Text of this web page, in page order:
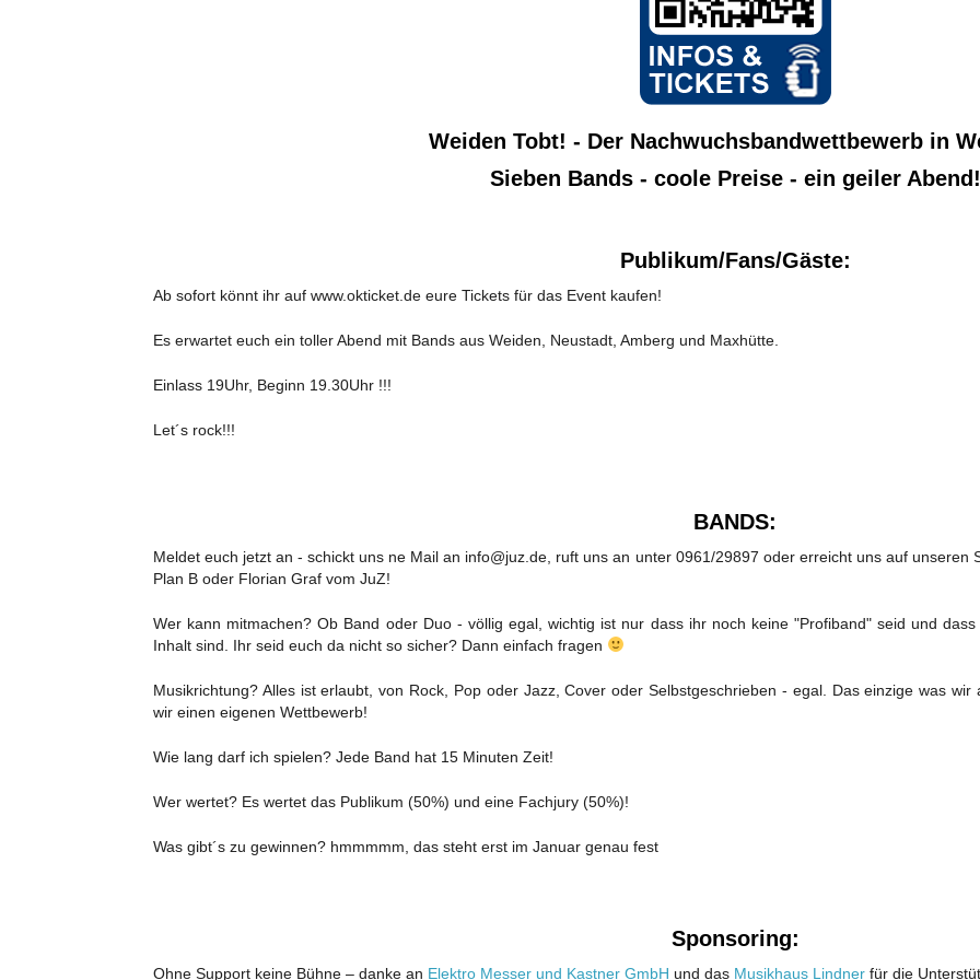
Weiden Tobt! - Der Nachwuchsbandwettbewerb in
Sieben Bands - coole Preise - ein geiler Abend!
Publikum/Fans/Gäste:
Ab sofort könnt ihr auf www.okticket.de eure Tickets für das Event kaufen!
Es erwartet euch ein toller Abend mit Bands aus Weiden, Neustadt, Amberg und Maxhütte.
Einlass 19Uhr, Beginn 19.30Uhr !!!
Let´s rock!!!
BANDS:
Meldet euch jetzt an - schickt uns ne Mail an info@juz.de, ruft uns an unter 0961/29897 oder erreicht uns auf unseren
Plan B oder Florian Graf vom JuZ!
Wer kann mitmachen? Ob Band oder Duo - völlig egal, wichtig ist nur dass ihr noch keine "Profiband" seid und
Inhalt sind. Ihr seid euch da nicht so sicher? Dann einfach fragen
Musikrichtung? Alles ist erlaubt, von Rock, Pop oder Jazz, Cover oder Selbstgeschrieben - egal. Das einzige was
wir einen eigenen Wettbewerb!
Wie lang darf ich spielen? Jede Band hat 15 Minuten Zeit!
Wer wertet? Es wertet das Publikum (50%) und eine Fachjury (50%)!
Was gibt´s zu gewinnen? hmmmmm, das steht erst im Januar genau fest
Sponsoring:
Ohne Support keine Bühne – danke an Elektro Messer und Kastner GmbH und das Musikhaus Lindner für die